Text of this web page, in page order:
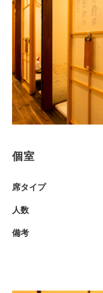
個室
席タイプ
人数
備考